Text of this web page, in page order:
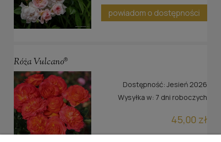
powiadom o dostępności
Róża Vulcano®
Dostępność: Jesień 2026
Wysyłka w: 7 dni roboczych
45,00 zł